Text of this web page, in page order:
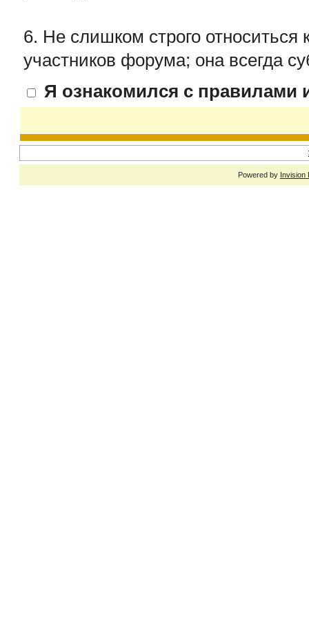
6. Не слишком строго относиться
участников форума; она всегда
Я ознакомился с правилами
Powered by Invision